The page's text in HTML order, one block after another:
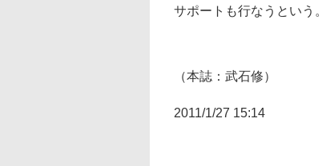
サポートも行なうという。
（本誌：武石修）
2011/1/27 15:14